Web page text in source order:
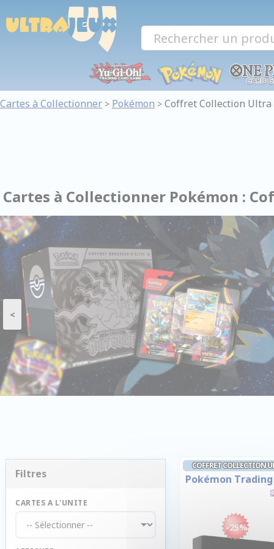
Cartes à Collectionner > Pokémon > Coffret Collection Ultra
Cartes à Collectionner Pokémon :
<
Filtres
CARTES A L'UNITE
COFFRET COLLECTION
Pokémon Trading
-25%
Panneau de gestion des cookies